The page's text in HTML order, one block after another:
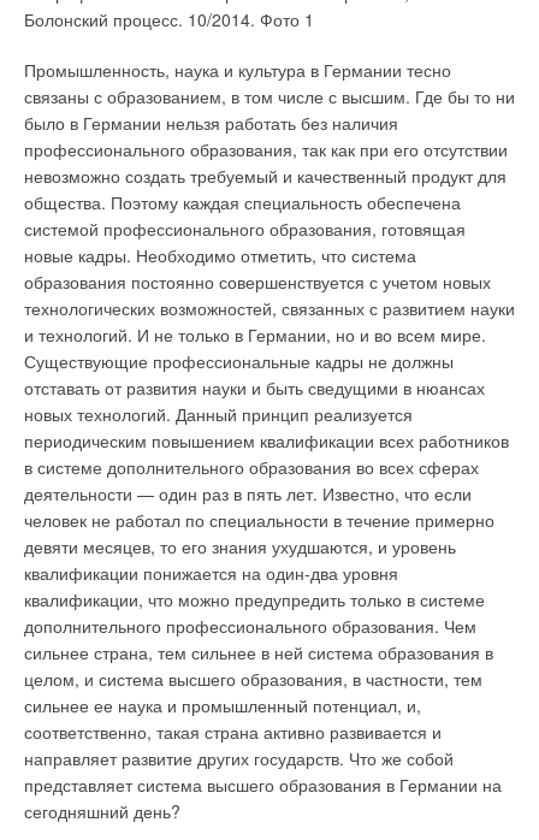
Промышленность, наука и культура в Германии тесно
связаны с образованием, в том числе с высшим. Где бы то ни
было в Германии нельзя работать без наличия
профессионального образования, так как при его отсутствии
невозможно создать требуемый и качественный продукт для
общества. Поэтому каждая специальность обеспечена
системой профессионального образования, готовящая
новые кадры. Необходимо отметить, что система
образования постоянно совершенствуется с учетом новых
технологических возможностей, связанных с развитием науки
и технологий. И не только в Германии, но и во всем мире.
Существующие профессиональные кадры не должны
отставать от развития науки и быть сведущими в нюансах
новых технологий. Данный принцип реализуется
периодическим повышением квалификации всех работников
в системе дополнительного образования во всех сферах
деятельности — один раз в пять лет. Известно, что если
человек не работал по специальности в течение примерно
девяти месяцев, то его знания ухудшаются, и уровень
квалификации понижается на один-два уровня
квалификации, что можно предупредить только в системе
дополнительного профессионального образования. Чем
сильнее страна, тем сильнее в ней система образования в
целом, и система высшего образования, в частности, тем
сильнее ее наука и промышленный потенциал, и,
соответственно, такая страна активно развивается и
направляет развитие других государств. Что же собой
представляет система высшего образования в Германии на
сегодняшний день?
электрообогрева проезжих и пешеходных частей».
Как объясняет специалист, греющий кабель может быть
уложен непосредственно под асфальтовое покрытие или
тротуарную плитку. Сделать это можно как в ходе
капитального ремонта, так и в рамках специальных работ,
одобренных решением общего собрания собственников
жилья. Благодаря защитному покрытию кабель устойчив к
механическим повреждениям, влаге и перепадам
температуры. Использование в системе стаивания льда и
снега автоматических терморегуляторов с датчиками
температуры (например, DEVIreg™) обеспечивает
минимальный расход электроэнергии. Автоматика включает
и выключает нагрев на время, минимально необходимое для
поддержания дорожек сухими. Также она регулирует
температуру в зависимости от погодных условий. Таким
образом, все проблемные участки круглосуточно остаются
безопасными для пешеходов.
Затраты на установку и обслуживание системы стаивания
снега невелики по сравнению с преимуществами перед
традиционными способами защиты от гололёда: песка, соли
и скребков. Более того, значительно сокращаются затраты
на ремонт тротуаров вследствие повреждений льдом, снегом
и реагентами.
О преимуществах электрообогрева красноречиво
свидетельствует и зарубежный опыт. В наши дни подогрев
дорожного покрытия, автобусных остановок и
железнодорожных платформ достаточно широко
применяется в США, Канаде, Японии, Финляндии и
скандинавских странах. А первый тёплый тротуар в 1998 году